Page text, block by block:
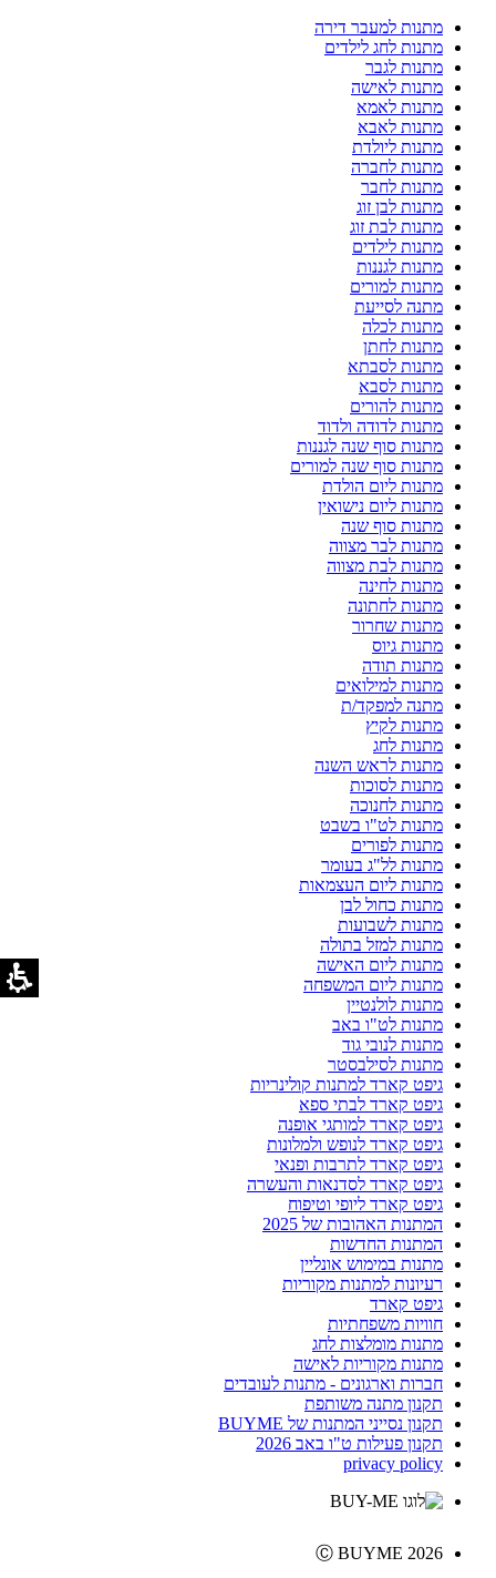
מתנות למעבר דירה
מתנות לחג לילדים
מתנות לגבר
מתנות לאישה
מתנות לאמא
מתנות לאבא
מתנות ליולדת
מתנות לחברה
מתנות לחבר
מתנות לבן זוג
מתנות לבת זוג
מתנות לילדים
מתנות לגננות
מתנות למורים
מתנה לסייעת
מתנות לכלה
מתנות לחתן
מתנות לסבתא
מתנות לסבא
מתנות להורים
מתנות לדודה ולדוד
מתנות סוף שנה לגננות
מתנות סוף שנה למורים
מתנות ליום הולדת
מתנות ליום נישואין
מתנות סוף שנה
מתנות לבר מצווה
מתנות לבת מצווה
מתנות לחינה
מתנות לחתונה
מתנות שחרור
מתנות גיוס
מתנות תודה
מתנות למילואים
מתנה למפקד/ת
מתנות לקיץ
מתנות לחג
מתנות לראש השנה
מתנות לסוכות
מתנות לחנוכה
מתנות לט"ו בשבט
מתנות לפורים
מתנות לל"ג בעומר
מתנות ליום העצמאות
מתנות כחול לבן
מתנות לשבועות
מתנות למזל בתולה
מתנות ליום האישה
מתנות ליום המשפחה
מתנות לולנטיין
מתנות לט"ו באב
מתנות לנובי גוד
מתנות לסילבסטר
גיפט קארד למתנות קולינריות
גיפט קארד לבתי ספא
גיפט קארד למותגי אופנה
גיפט קארד לנופש ולמלונות
גיפט קארד לתרבות ופנאי
גיפט קארד לסדנאות והעשרה
גיפט קארד ליופי וטיפוח
המתנות האהובות של 2025
המתנות החדשות
מתנות במימוש אונליין
רעיונות למתנות מקוריות
גיפט קארד
חוויות משפחתיות
מתנות מומלצות לחג
מתנות מקוריות לאישה
חברות וארגונים - מתנות לעובדים
תקנון מתנה משותפת
תקנון נסייני המתנות של BUYME
תקנון פעילות ט"ו באב 2026
privacy policy
Ⓒ BUYME 2026